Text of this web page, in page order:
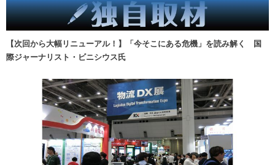
【次回から大幅リニューアル！】「今そこにある危機」を読み解く 国
際ジャーナリスト・ビニシウス氏